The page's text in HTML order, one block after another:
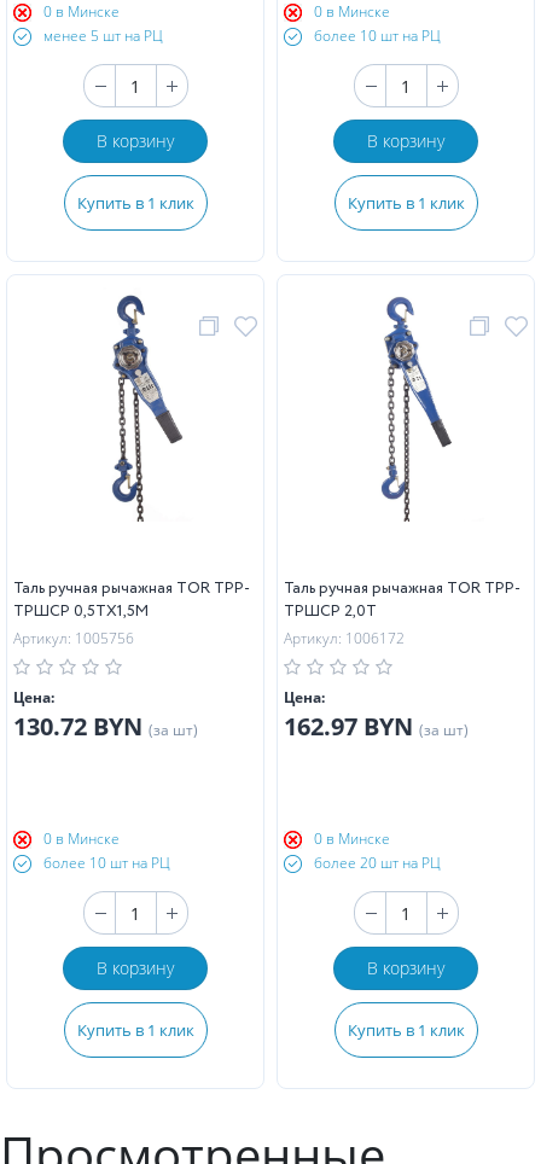
0 в Минске
менее 5 шт на РЦ
В корзину
Купить в 1 клик
0 в Минске
более 10 шт на РЦ
В корзину
Купить в 1 клик
Таль ручная рычажная TOR ТРР-
ТРШСР 0,5ТХ1,5М
Артикул: 1005756
Цена:
130.72 BYN (за шт)
0 в Минске
более 10 шт на РЦ
В корзину
Купить в 1 клик
Таль ручная рычажная TOR ТРР-
ТРШСР 2,0Т
Артикул: 1006172
Цена:
162.97 BYN (за шт)
0 в Минске
более 20 шт на РЦ
В корзину
Купить в 1 клик